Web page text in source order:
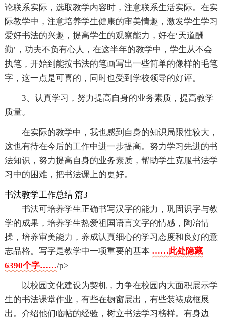
论联系实际，选取教学内容时，注意联系生活实际。在实
际教学中，注意培养学生健康的审美情趣，激发学生学习
爱好书法的兴趣，提高学生的观察能力，好在‘天道酬
勤’，功夫不负有心人，在这半年的教学中，学生从不会
执笔，开始到能按书法的笔画写出一些简单的像样的毛笔
字，这一点是可喜的，同时也受到学校领导的好评。
3、认真学习，努力提高自身的业务素质，提高教学
质量。
在实际的教学中，我也感到自身的知识局限性较大，
这也有待在今后的工作中进一步提高。努力学习先进的书
法知识，努力提高自身的业务素质，帮助学生克服书法学
习中的困难，把书法课上的更好。
书法教学工作总结 篇3
书法可培养学生正确书写汉字的能力，巩固识字与教
学的成果，培养学生热爱祖国语言文字的情感，陶冶情
操，培养审美能力，养成认真细心的学习态度和良好的意
志品格。写字是教学中一项重要的基本 ……此处隐藏
6390个字……/p>
以校园文化建设为契机，力争在校园内大面积展示学
生的书法课堂作业，有些在橱窗展出，有些装裱成框展
出。介绍他们临帖的经验，树立书法学习榜样。有身边